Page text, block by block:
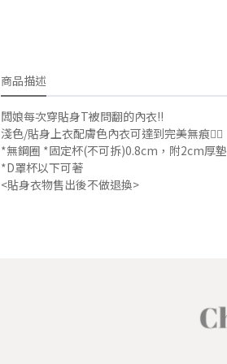
商品描述
闆娘每次穿貼身T被問翻的內衣!!
淺色/貼身上衣配膚色內衣可達到完美無痕👌🏻
*無鋼圈 *固定杯(不可拆)0.8cm，附2cm厚
*D罩杯以下可著
<貼身衣物售出後不做退換>